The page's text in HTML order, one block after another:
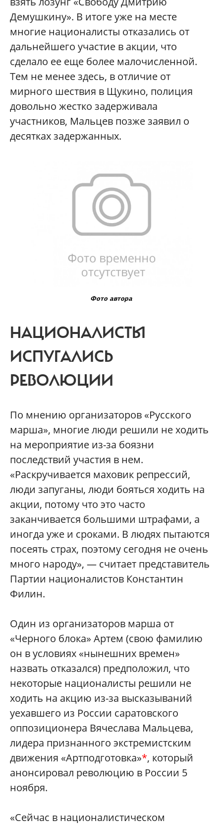
Демушкину». В итоге уже на месте
многие националисты отказались от
дальнейшего участие в акции, что
сделало ее еще более малочисленной.
Тем не менее здесь, в отличие от
мирного шествия в Щукино, полиция
довольно жестко задерживала
участников, Мальцев позже заявил о
десятках задержанных.
Фото автора
НАЦИОНАЛИСТЫ
ИСПУГАЛИСЬ
РЕВОЛЮЦИИ
По мнению организаторов «Русского
марша», многие люди решили не ходить
на мероприятие из-за боязни
последствий участия в нем.
«Раскручивается маховик репрессий,
люди запуганы, люди бояться ходить на
акции, потому что это часто
заканчивается большими штрафами, а
иногда уже и сроками. В людях пытаются
посеять страх, поэтому сегодня не очень
много народу», — считает представитель
Партии националистов Константин
Филин.
Один из организаторов марша от
«Черного блока» Артем (свою фамилию
он в условиях «нынешних времен»
назвать отказался) предположил, что
некоторые националисты решили не
ходить на акцию из-за высказываний
уехавшего из России саратовского
оппозиционера Вячеслава Мальцева,
лидера признанного экстремистским
движения «Артподготовка»*, который
анонсировал революцию в России 5
ноября.
«Сейчас в националистическом